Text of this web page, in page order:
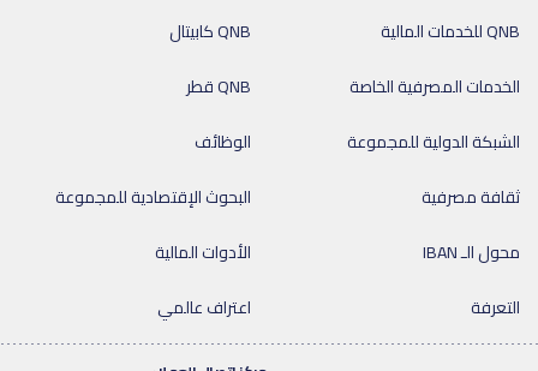
QNB كابيتال
QNB للخدمات المالية
QNB قطر
الخدمات المصرفية الخاصة
الوظائف
الشبكة الدولية للمجموعة
البحوث الإقتصادية للمجموعة
ثقافة مصرفية
الأدوات المالية
محول الـ IBAN
اعتراف عالمي
التعرفة